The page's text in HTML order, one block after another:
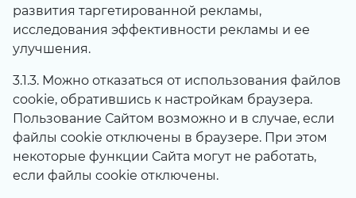
развития таргетированной рекламы,
исследования эффективности рекламы и ее
улучшения.
3.1.3. Можно отказаться от использования файлов
cookie, обратившись к настройкам браузера.
Пользование Сайтом возможно и в случае, если
файлы cookie отключены в браузере. При этом
некоторые функции Сайта могут не работать,
если файлы cookie отключены.